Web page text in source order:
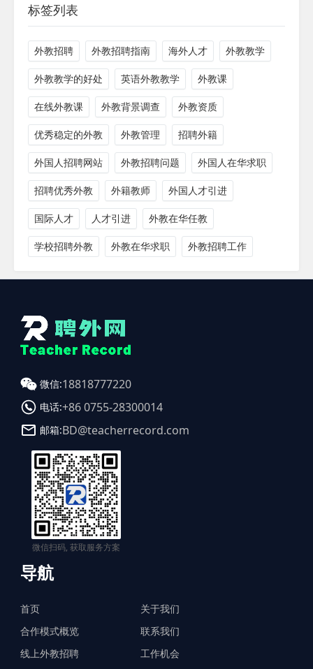
标签列表
外教招聘 外教招聘指南 海外人才 外教教学
外教教学的好处 英语外教教学 外教课
在线外教课 外教背景调查 外教资质
优秀稳定的外教 外教管理 招聘外籍
外国人招聘网站 外教招聘问题 外国人在华求职
招聘优秀外教 外籍教师 外国人才引进
国际人才 人才引进 外教在华任教
学校招聘外教 外教在华求职 外教招聘工作
微信:18818777220
电话:+86 0755-28300014
邮箱:BD@teacherrecord.com
微信扫码, 获取服务方案
导航
首页
合作模式概览
线上外教招聘
关于我们
联系我们
工作机会